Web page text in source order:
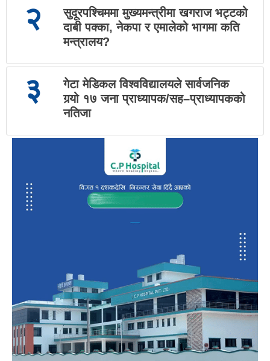
२
सुदूरपश्चिममा मुख्यमन्त्रीमा खगराज भट्टको
दाबी पक्का, नेकपा र एमालेको भागमा कति
मन्त्रालय?
३
गेटा मेडिकल विश्वविद्यालयले सार्वजनिक
गर्‍यो १७ जना प्राध्यापक/सह–प्राध्यापकको
नतिजा